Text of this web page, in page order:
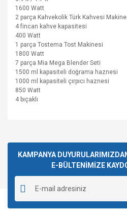
1600 Watt
2 parça Kahvekolik Türk Kahvesi
4 fincan kahve kapasitesi
400 Watt
1 parça Tostema Tost Makinesi
1800 Watt
7 parça Mia Mega Blender Seti
1500 ml kapasiteli doğrama haznesi
1000 ml kapasiteli çırpıcı haznesi
850 Watt
4 bıçaklı
KAMPANYA
E-BÜLTENİMİZE